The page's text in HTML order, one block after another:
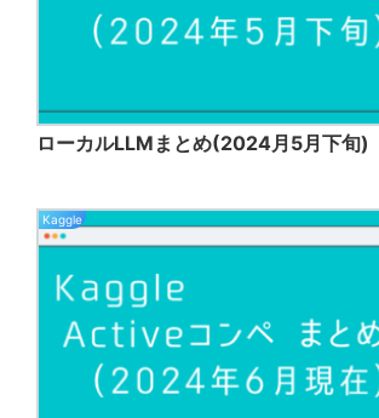
ローカルLLMまとめ(2024月5月下旬)
Kaggle